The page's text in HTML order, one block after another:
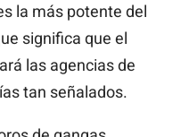
la más potente del
significa que el
las agencias de
tan señalados.